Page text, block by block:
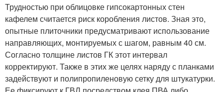
Трудностью при облицовке гипсокартонных стен
кафелем считается риск коробления листов. Зная это,
опытные плиточники предусматривают использование
направляющих, монтируемых с шагом, равным 40 см.
Согласно толщине листов ГК этот интервал
корректируют. Также в этих же целях наряду с планками
задействуют и полипропиленовую сетку для штукатурки.